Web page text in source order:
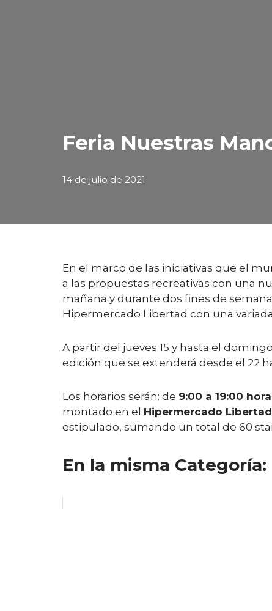
Feria Nuestras
14 de julio de 2021
En el marco de las iniciativas que el
a las propuestas recreativas con una
mañana y durante dos fines de
Hipermercado Libertad con una
A partir del jueves 15 y hasta el
edición que se extenderá desde el 22
Los horarios serán: de 9:00 a 19:00
montado en el Hipermercado Libertad
estipulado, sumando un total de 60
En la misma Categoría: